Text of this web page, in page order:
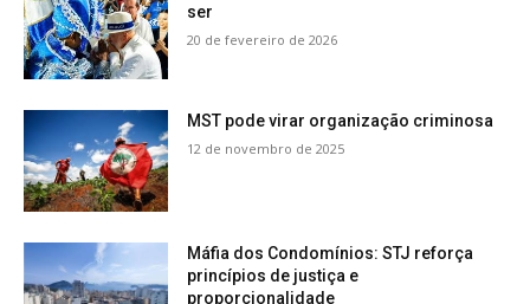
ser
20 de fevereiro de 2026
MST pode virar organização criminosa
12 de novembro de 2025
Máfia dos Condomínios: STJ reforça
princípios de justiça e
proporcionalidade